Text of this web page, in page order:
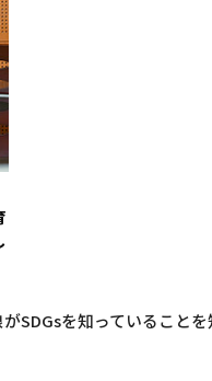
を知っていること